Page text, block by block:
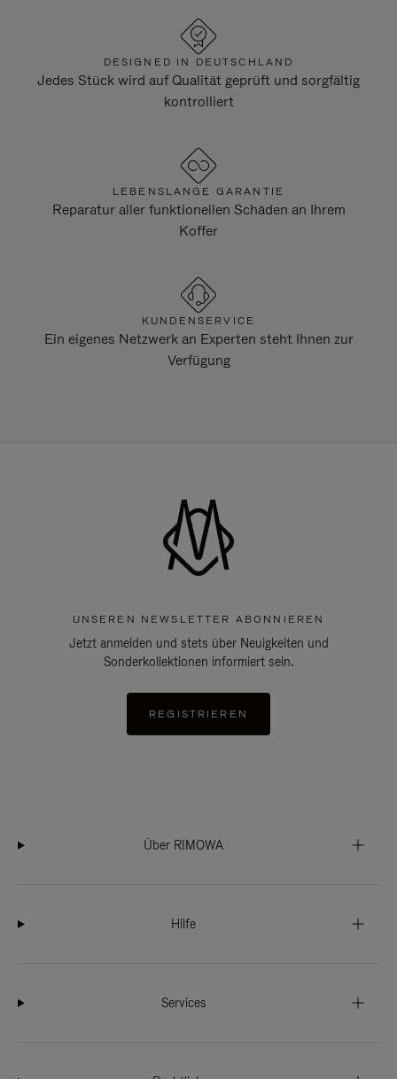
DESIGNED IN DEUTSCHLAND
Jedes Stück wird auf Qualität geprüft und sorgfältig
kontrolliert
LEBENSLANGE GARANTIE
Reparatur aller funktionellen Schäden an Ihrem
Koffer
KUNDENSERVICE
Ein eigenes Netzwerk an Experten steht Ihnen zur
Verfügung
UNSEREN NEWSLETTER ABONNIEREN
Jetzt anmelden und stets über Neuigkeiten und
Sonderkollektionen informiert sein.
REGISTRIEREN
Über RIMOWA
Hilfe
Services